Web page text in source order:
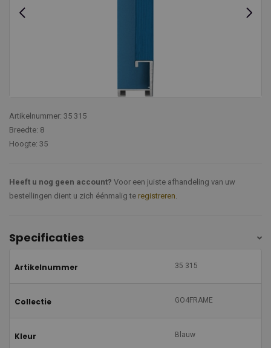
Artikelnummer: 35 315
Breedte: 8
Hoogte: 35
Heeft u nog geen account? Voor een juiste afhandeling van uw
bestellingen dient u zich éénmalig te registreren.
Specificaties
Artikelnummer 35 315
Collectie GO4FRAME
Kleur Blauw